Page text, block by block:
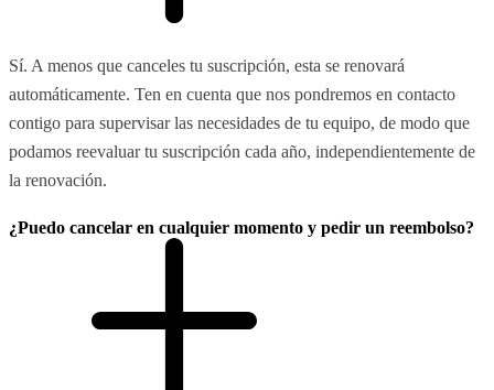
Sí. A menos que canceles tu suscripción, esta se renovará
automáticamente. Ten en cuenta que nos pondremos en contacto
contigo para supervisar las necesidades de tu equipo, de modo que
podamos reevaluar tu suscripción cada año, independientemente de
la renovación.
¿Puedo cancelar en cualquier momento y pedir un reembolso?